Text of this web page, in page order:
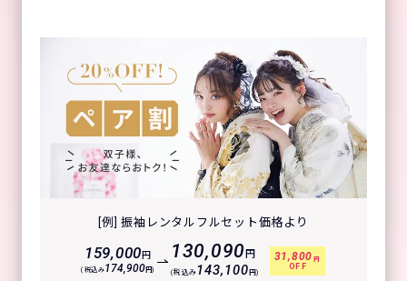
[例] 振袖レンタルフルセット価格より
159,000円
(税込み174,900円)
130,090 円
(税込み143,100 円)
31,800 円
OFF